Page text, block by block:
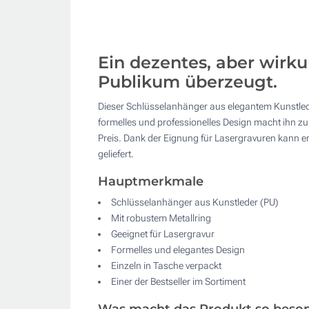
Ein dezentes, aber
Publikum überzeugt.
Dieser Schlüsselanhänger aus elegantem
formelles und professionelles Design macht ihn
Preis. Dank der Eignung für Lasergravuren kann
geliefert.
Hauptmerkmale
Schlüsselanhänger aus Kunstleder (PU)
Mit robustem Metallring
Geeignet für Lasergravur
Formelles und elegantes Design
Einzeln in Tasche verpackt
Einer der Bestseller im Sortiment